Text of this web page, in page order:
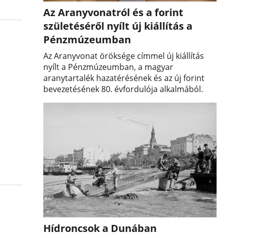
Az Aranyvonatról és a forint
születéséről nyílt új kiállítás a
Pénzmúzeumban
Az Aranyvonat öröksége címmel új kiállítás
nyílt a Pénzmúzeumban, a magyar
aranytartalék hazatérésének és az új forint
bevezetésének 80. évfordulója alkalmából.
Hídroncsok a Dunában